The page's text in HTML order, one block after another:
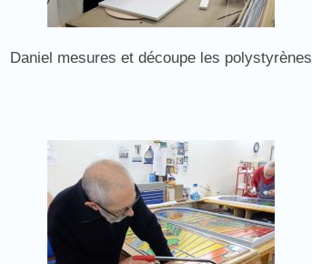
Daniel mesures et découpe les polystyrènes